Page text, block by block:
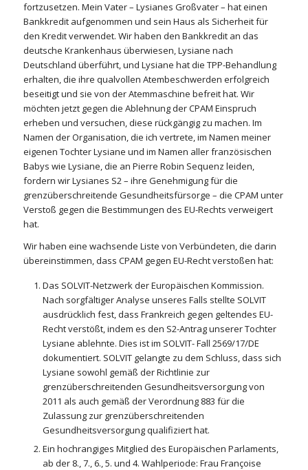
fortzusetzen. Mein Vater – Lysianes Großvater – hat einen
Bankkredit aufgenommen und sein Haus als Sicherheit für
den Kredit verwendet. Wir haben den Bankkredit an das
deutsche Krankenhaus überwiesen, Lysiane nach
Deutschland überführt, und Lysiane hat die TPP-Behandlung
erhalten, die ihre qualvollen Atembeschwerden erfolgreich
beseitigt und sie von der Atemmaschine befreit hat. Wir
möchten jetzt gegen die Ablehnung der CPAM Einspruch
erheben und versuchen, diese rückgängig zu machen. Im
Namen der Organisation, die ich vertrete, im Namen meiner
eigenen Tochter Lysiane und im Namen aller französischen
Babys wie Lysiane, die an Pierre Robin Sequenz leiden,
fordern wir Lysianes S2 – ihre Genehmigung für die
grenzüberschreitende Gesundheitsfürsorge – die CPAM unter
Verstoß gegen die Bestimmungen des EU-Rechts verweigert
hat.
Wir haben eine wachsende Liste von Verbündeten, die darin
übereinstimmen, dass CPAM gegen EU-Recht verstoßen hat:
Das SOLVIT-Netzwerk der Europäischen Kommission.
Nach sorgfältiger Analyse unseres Falls stellte SOLVIT
ausdrücklich fest, dass Frankreich gegen geltendes EU-
Recht verstößt, indem es den S2-Antrag unserer Tochter
Lysiane ablehnte. Dies ist im SOLVIT- Fall 2569/17/DE
dokumentiert. SOLVIT gelangte zu dem Schluss, dass sich
Lysiane sowohl gemäß der Richtlinie zur
grenzüberschreitenden Gesundheitsversorgung von
2011 als auch gemäß der Verordnung 883 für die
Zulassung zur grenzüberschreitenden
Gesundheitsversorgung qualifiziert hat.
Ein hochrangiges Mitglied des Europäischen Parlaments,
ab der 8., 7., 6., 5. und 4. Wahlperiode: Frau Françoise